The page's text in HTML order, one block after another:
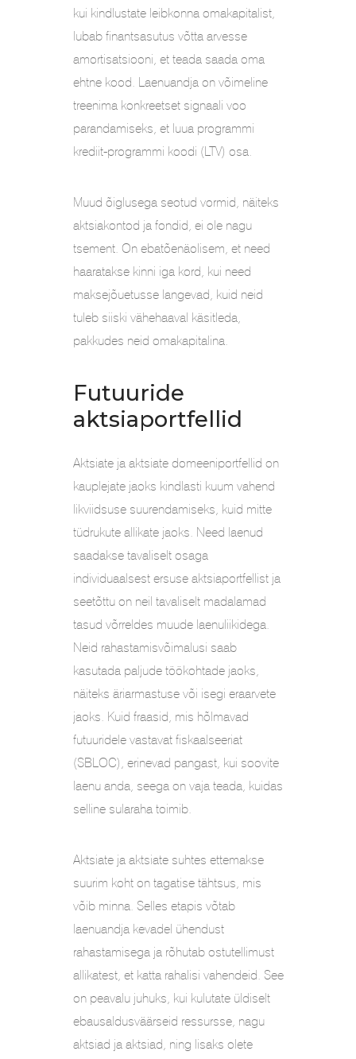
kui kindlustate leibkonna omakapitalist,
lubab finantsasutus võtta arvesse
amortisatsiooni, et teada saada oma
ehtne kood. Laenuandja on võimeline
treenima konkreetset signaali voo
parandamiseks, et luua programmi
krediit-programmi koodi (LTV) osa.
Muud õiglusega seotud vormid, näiteks
aktsiakontod ja fondid, ei ole nagu
tsement. On ebatõenäolisem, et need
haaratakse kinni iga kord, kui need
maksejõuetusse langevad, kuid neid
tuleb siiski vähehaaval käsitleda,
pakkudes neid omakapitalina.
Futuuride
aktsiaportfellid
Aktsiate ja aktsiate domeeniportfellid on
kauplejate jaoks kindlasti kuum vahend
likviidsuse suurendamiseks, kuid mitte
tüdrukute allikate jaoks. Need laenud
saadakse tavaliselt osaga
individuaalsest ersuse aktsiaportfellist ja
seetõttu on neil tavaliselt madalamad
tasud võrreldes muude laenuliikidega.
Neid rahastamisvõimalusi saab
kasutada paljude töökohtade jaoks,
näiteks äriarmastuse või isegi eraarvete
jaoks. Kuid fraasid, mis hõlmavad
futuuridele vastavat fiskaalseeriat
(SBLOC), erinevad pangast, kui soovite
laenu anda, seega on vaja teada, kuidas
selline sularaha toimib.
Aktsiate ja aktsiate suhtes ettemakse
suurim koht on tagatise tähtsus, mis
võib minna. Selles etapis võtab
laenuandja kevadel ühendust
rahastamisega ja rõhutab ostutellimust
allikatest, et katta rahalisi vahendeid. See
on peavalu juhuks, kui kulutate üldiselt
ebausaldusväärseid ressursse, nagu
aktsiad ja aktsiad, ning lisaks olete